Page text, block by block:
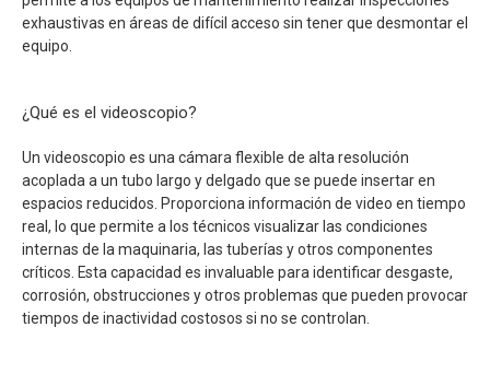
exhaustivas en áreas de difícil acceso sin tener que desmontar el
equipo.
¿Qué es el videoscopio?
Un videoscopio es una cámara flexible de alta resolución
acoplada a un tubo largo y delgado que se puede insertar en
espacios reducidos. Proporciona información de video en tiempo
real, lo que permite a los técnicos visualizar las condiciones
internas de la maquinaria, las tuberías y otros componentes
críticos. Esta capacidad es invaluable para identificar desgaste,
corrosión, obstrucciones y otros problemas que pueden provocar
tiempos de inactividad costosos si no se controlan.